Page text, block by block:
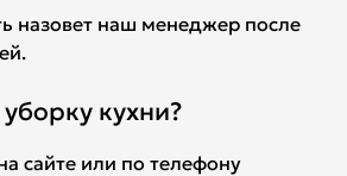
назовет наш менеджер после
кухни?
сайте или по телефону